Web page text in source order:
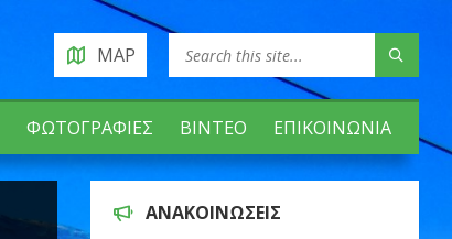
ΦΩΤΟΓΡΑΦΊΕΣ ΒΊΝΤΕΟ ΕΠΙΚΟΙΝΩΝΊΑ
MAP
ΑΝΑΚΟΙΝΏΣΕΙΣ